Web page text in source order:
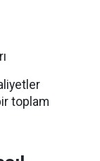
toplam